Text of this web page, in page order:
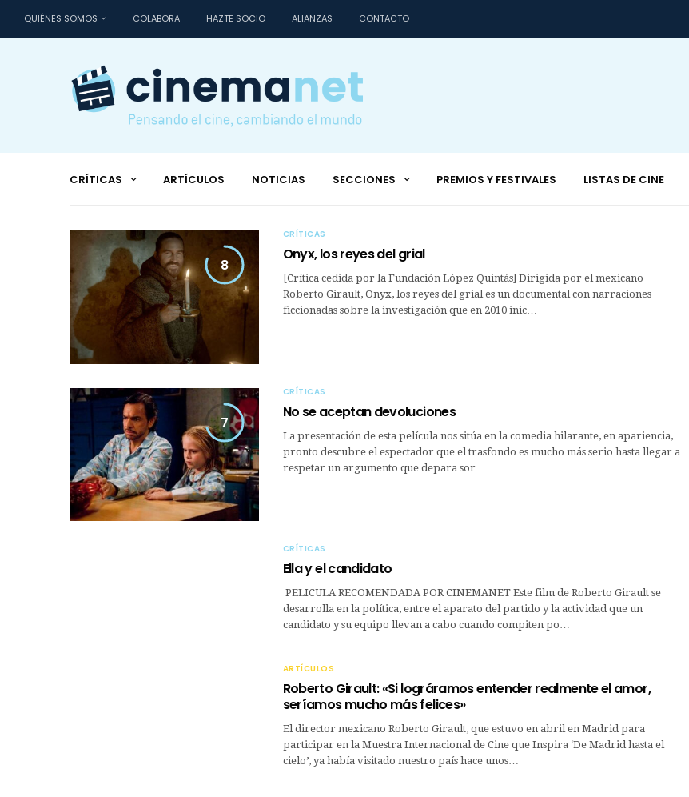
QUIÉNES SOMOS COLABORA HAZTE SOCIO ALIANZAS CONTACTO
CRÍTICAS ARTÍCULOS NOTICIAS SECCIONES PREMIOS Y FESTIVALES LISTAS DE CINE
8
CRÍTICAS
Onyx, los reyes del grial
[Crítica cedida por la Fundación López Quintás] Dirigida por el mexicano
Roberto Girault, Onyx, los reyes del grial es un documental con narraciones
ficcionadas sobre la investigación que en 2010 inic…
7
CRÍTICAS
No se aceptan devoluciones
La presentación de esta película nos sitúa en la comedia hilarante, en apariencia,
pronto descubre el espectador que el trasfondo es mucho más serio hasta llegar a
respetar un argumento que depara sor…
CRÍTICAS
Ella y el candidato
PELICULA RECOMENDADA POR CINEMANET Este film de Roberto Girault se
desarrolla en la política, entre el aparato del partido y la actividad que un
candidato y su equipo llevan a cabo cuando compiten po…
ARTÍCULOS
Roberto Girault: «Si lográramos entender realmente el amor,
seríamos mucho más felices»
El director mexicano Roberto Girault, que estuvo en abril en Madrid para
participar en la Muestra Internacional de Cine que Inspira ‘De Madrid hasta el
cielo’, ya había visitado nuestro país hace unos…